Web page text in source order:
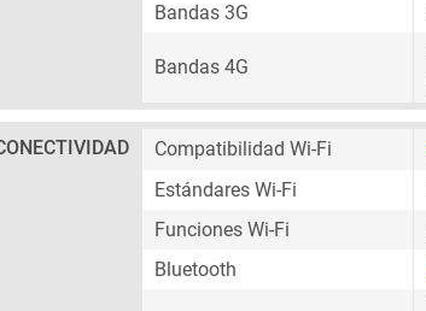
Bandas 3G
Bandas 4G
Compatibilidad Wi-Fi
Estándares Wi-Fi
Funciones Wi-Fi
Bluetooth